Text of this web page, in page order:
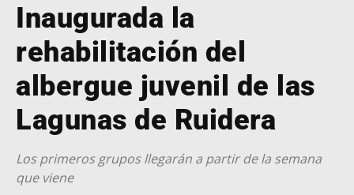
Inaugurada la
rehabilitación del
albergue juvenil de las
Lagunas de Ruidera
Los primeros grupos llegarán a partir de la semana
que viene